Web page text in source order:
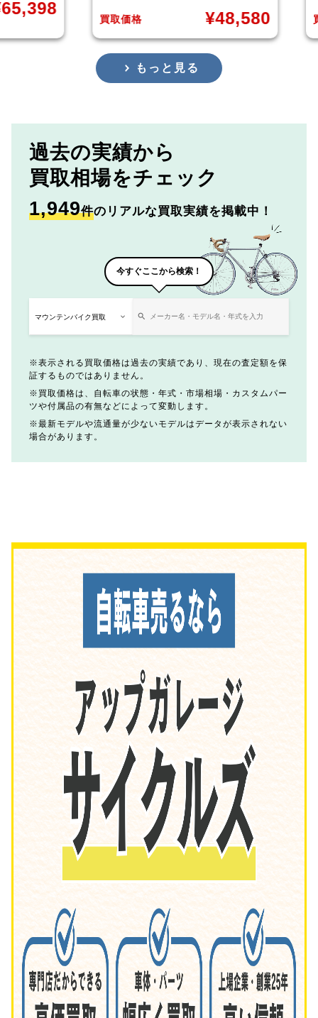
¥ 48,580 買取価格
もっと見る
過去の実績から
買取相場をチェック
1,949件のリアルな買取実績を掲載中！
今すぐここから検索！
表示される買取価格は過去の実績であり、現在の査定額を保
証するものではありません。
買取価格は、自転車の状態・年式・市場相場・カスタムパー
ツや付属品の有無などによって変動します。
最新モデルや流通量が少ないモデルはデータが表示されない
場合があります。